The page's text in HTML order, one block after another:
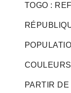
TOGO :
PARTIR